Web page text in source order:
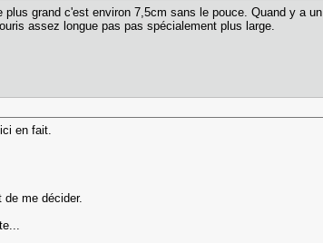
grand c'est environ 7,5cm sans le pouce. Quand y a
assez longue pas pas spécialement plus large.
en fait.
me décider.